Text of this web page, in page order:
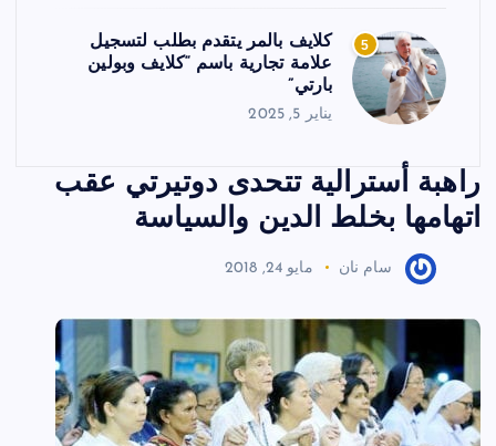
5
كلايف بالمر يتقدم بطلب لتسجيل
علامة تجارية باسم “كلايف وبولين
بارتي”
يناير 5, 2025
راهبة أسترالية تتحدى دوتيرتي عقب
اتهامها بخلط الدين والسياسة
سام نان مايو 24, 2018